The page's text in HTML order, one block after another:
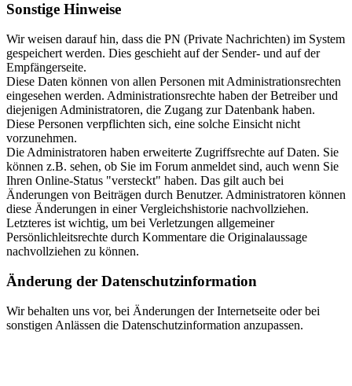
Sonstige Hinweise
Wir weisen darauf hin, dass die PN (Private Nachrichten) im System
gespeichert werden. Dies geschieht auf der Sender- und auf der
Empfängerseite.
Diese Daten können von allen Personen mit Administrationsrechten
eingesehen werden. Administrationsrechte haben der Betreiber und
diejenigen Administratoren, die Zugang zur Datenbank haben.
Diese Personen verpflichten sich, eine solche Einsicht nicht
vorzunehmen.
Die Administratoren haben erweiterte Zugriffsrechte auf Daten. Sie
können z.B. sehen, ob Sie im Forum anmeldet sind, auch wenn Sie
Ihren Online-Status "versteckt" haben. Das gilt auch bei
Änderungen von Beiträgen durch Benutzer. Administratoren können
diese Änderungen in einer Vergleichshistorie nachvollziehen.
Letzteres ist wichtig, um bei Verletzungen allgemeiner
Persönlichleitsrechte durch Kommentare die Originalaussage
nachvollziehen zu können.
Änderung der Datenschutzinformation
Wir behalten uns vor, bei Änderungen der Internetseite oder bei
sonstigen Anlässen die Datenschutzinformation anzupassen.